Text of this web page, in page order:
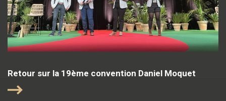
Retour sur la 19ème convention Daniel Moquet